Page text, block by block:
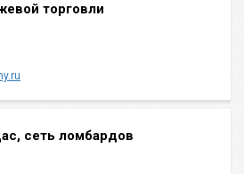
торговли
сеть ломбардов